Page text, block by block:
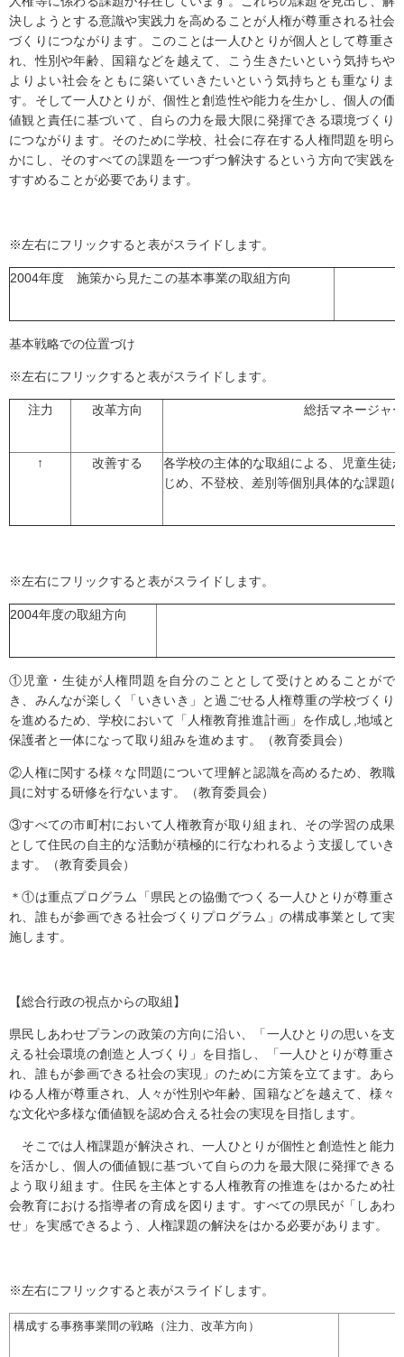
決しようとする意識や実践力を高めることが人権が尊重される社会
づくりにつながります。このことは一人ひとりが個人として尊重さ
れ、性別や年齢、国籍などを越えて、こう生きたいという気持ちや
よりよい社会をともに築いていきたいという気持ちとも重なりま
す。そして一人ひとりが、個性と創造性や能力を生かし、個人の価
値観と責任に基づいて、自らの力を最大限に発揮できる環境づくり
につながります。そのために学校、社会に存在する人権問題を明ら
かにし、そのすべての課題を一つずつ解決するという方向で実践を
すすめることが必要であります。
※左右にフリックすると表がスライドします。
2004年度 施策から見たこの基本事業の取組方向
基本戦略での位置づけ
※左右にフリックすると表がスライドします。
注力 改革方向 総括マネージャ
↑ 改善する
各学校の主体的な取組による、児童生徒
じめ、不登校、差別等個別具体的な課題
※左右にフリックすると表がスライドします。
2004年度の取組方向
①児童・生徒が人権問題を自分のこととして受けとめることがで
き、みんなが楽しく「いきいき」と過ごせる人権尊重の学校づくり
を進めるため、学校において「人権教育推進計画」を作成し,地域と
保護者と一体になって取り組みを進めます。（教育委員会）
②人権に関する様々な問題について理解と認識を高めるため、教職
員に対する研修を行ないます。（教育委員会）
③すべての市町村において人権教育が取り組まれ、その学習の成果
として住民の自主的な活動が積極的に行なわれるよう支援していき
ます。（教育委員会）
＊①は重点プログラム「県民との協働でつくる一人ひとりが尊重さ
れ、誰もが参画できる社会づくりプログラム」の構成事業として実
施します。
【総合行政の視点からの取組】
県民しあわせプランの政策の方向に沿い、「一人ひとりの思いを支
える社会環境の創造と人づくり」を目指し、「一人ひとりが尊重さ
れ、誰もが参画できる社会の実現」のために方策を立てます。あら
ゆる人権が尊重され、人々が性別や年齢、国籍などを越えて、様々
な文化や多様な価値観を認め合える社会の実現を目指します。
そこでは人権課題が解決され、一人ひとりが個性と創造性と能力
を活かし、個人の価値観に基づいて自らの力を最大限に発揮できる
よう取り組ます。住民を主体とする人権教育の推進をはかるため社
会教育における指導者の育成を図ります。すべての県民が「しあわ
せ」を実感できるよう、人権課題の解決をはかる必要があります。
※左右にフリックすると表がスライドします。
構成する事務事業間の戦略（注力、改革方向）